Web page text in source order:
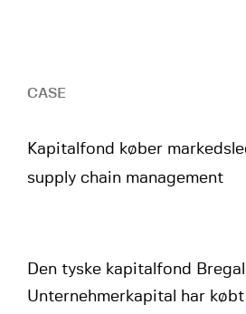
CASE
Kapitalfond køber
supply chain management
Den tyske kapitalfond Bregal
Unternehmerkapital har